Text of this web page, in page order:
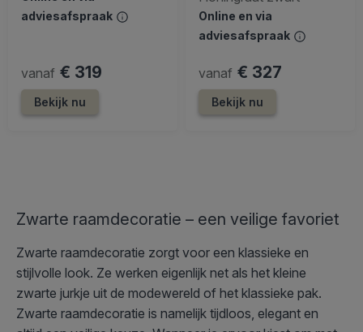
adviesafspraak
vanaf € 319
Bekijk nu
Online en via
adviesafspraak
vanaf € 327
Bekijk nu
Zwarte raamdecoratie – een veilige favoriet
Zwarte raamdecoratie zorgt voor een klassieke en
stijlvolle look. Ze werken eigenlijk net als het kleine
zwarte jurkje uit de modewereld of het klassieke pak.
Zwarte raamdecoratie is namelijk tijdloos, elegant en